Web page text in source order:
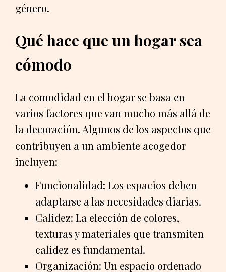
género.
Qué hace que un hogar sea
cómodo
La comodidad en el hogar se basa en
varios factores que van mucho más allá de
la decoración. Algunos de los aspectos que
contribuyen a un ambiente acogedor
incluyen:
Funcionalidad: Los espacios deben
adaptarse a las necesidades diarias.
Calidez: La elección de colores,
texturas y materiales que transmiten
calidez es fundamental.
Organización: Un espacio ordenado